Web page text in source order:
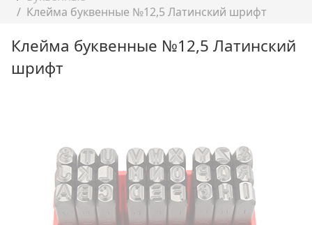
Клейма буквенные №12,5 Латинский шрифт
Клейма буквенные №12,5 Латинский
шрифт